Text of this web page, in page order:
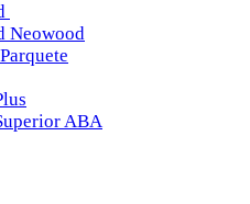
Neowood
ABA